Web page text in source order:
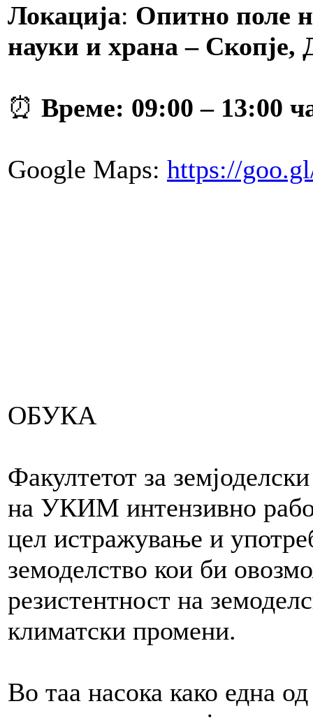
Локација: Опитно поле
науки и храна – Скопје,
⏰ Време: 09:00 – 13:00
Google Maps: https://
ОБУКА
Факултетот за
на УКИМ интензивно
цел истражување и
земоделство кои би
резистентност на
климатски промени.
Во таа насока како една